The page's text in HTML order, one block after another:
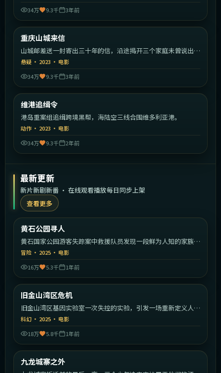
34万
9.3千 3年前
热门
重庆山城来信
山城邮差送一封寄出三十年的信，沿途揭开三个家庭未曾说出口
的秘密。
悬疑 · 2023 · 电影
34万
9.3千 3年前
热门
维港追缉令
港岛重案组追缉跨境黑帮，海陆空三线合围维多利亚港。
动作 · 2023 · 电影
34万
9.3千 2年前
最新更新
新片新剧新番 · 在线观看播放每日同步上架
查看更多
最新
黄石公园寻人
黄石国家公园游客失踪案中救援队员发现一段鲜为人知的家族秘
密。
冒险 · 2025 · 电影
16万
5.3千 1年前
最新
旧金山湾区危机
旧金山湾区基因实验室一次失控的实验，引发一场重新定义人类
的危机。
科幻 · 2025 · 电影
18万
5.8千 1年前
最新
九龙城寨之外